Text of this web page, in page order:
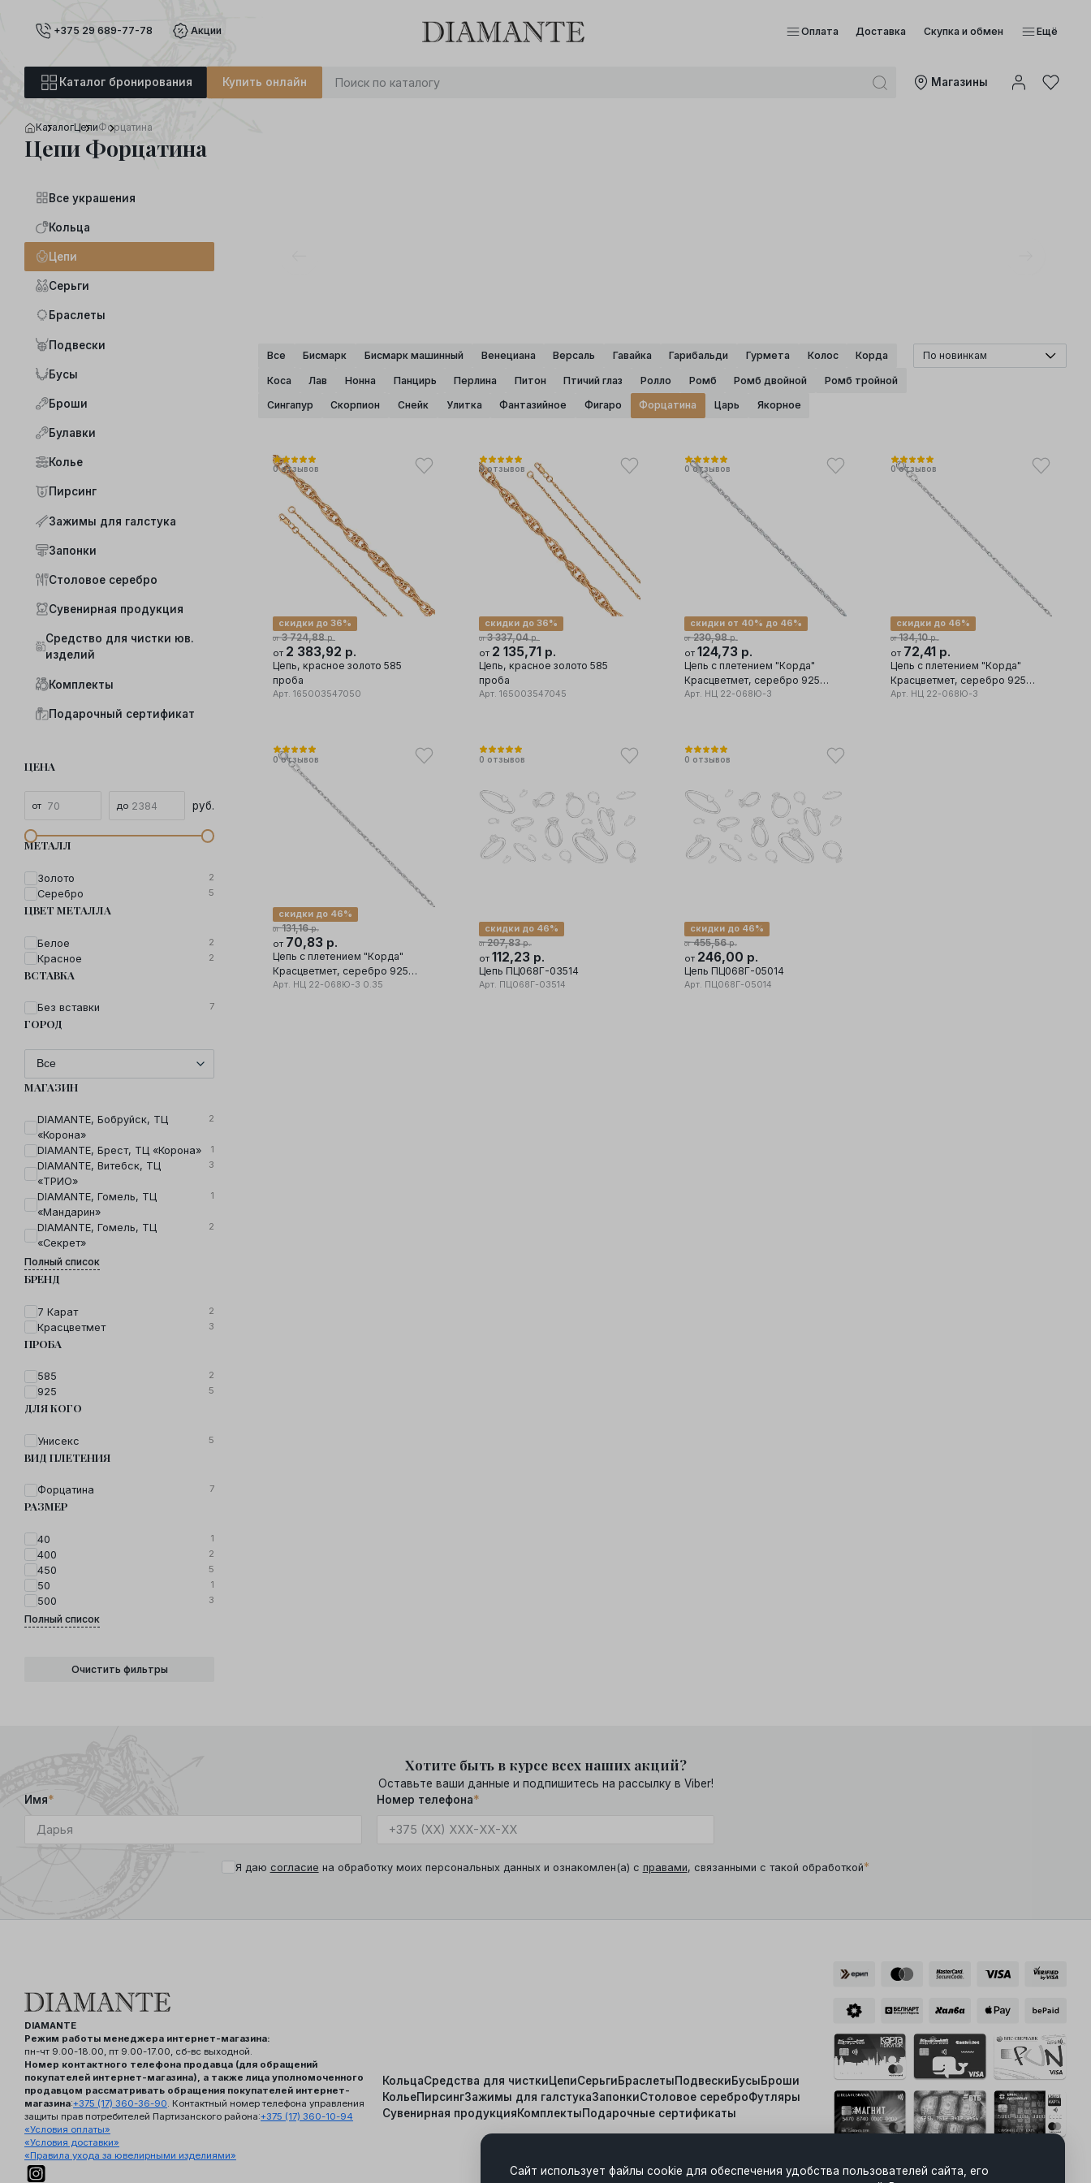
+375 29 689-77-78 Акции Оплата Доставка Скупка и обмен Ещё
Каталог бронирования Купить онлайн Mагазины
0 : 0 0
КаталогЦепиФорцатина
Цепи Форцатина
Все украшения
Кольца
Цепи
Серьги
Браслеты
Подвески
Бусы
Броши
Булавки
Колье
Пирсинг
Зажимы для галстука
Запонки
Столовое серебро
Сувенирная продукция
Средство для чистки юв.
изделий
Комплекты
Подарочный сертификат
ЦЕНА
руб.
МЕТАЛЛ
Золото 2
Серебро 5
ЦВЕТ МЕТАЛЛА
Белое 2
Красное 2
ВСТАВКА
Без вставки 7
ГОРОД
МАГАЗИН
DIAMANTE, Бобруйск, ТЦ
«Корона»
2
DIAMANTE, Брест, ТЦ «Корона» 1
DIAMANTE, Витебск, ТЦ
«ТРИО»
3
DIAMANTE, Гомель, ТЦ
«Мандарин»
1
DIAMANTE, Гомель, ТЦ
«Секрет»
2
Полный список
БРЕНД
7 Карат 2
Красцветмет 3
ПРОБА
585 2
925 5
ДЛЯ КОГО
Унисекс 5
ВИД ПЛЕТЕНИЯ
Форцатина 7
РАЗМЕР
40 1
400 2
450 5
50 1
500 3
Полный список
Очистить фильтры
Все Бисмарк Бисмарк машинный Венециана Версаль Гавайка Гарибальди Гурмета Колос Корда
Коса Лав Нонна Панцирь Перлина Питон Птичий глаз Ролло Ромб Ромб двойной Ромб тройной
Сингапур Скорпион Снейк Улитка Фантазийное Фигаро Форцатина Царь Якорное
По новинкам
0 отзывов
от3 724,88р.
скидки до 36%
от 2 383,92 р.
Цепь, красное золото 585
проба
Арт. 165003547050
0 отзывов
от3 337,04р.
скидки до 36%
от 2 135,71 р.
Цепь, красное золото 585
проба
Арт. 165003547045
0 отзывов
от230,98р.
скидки от 40% до 46%
от 124,73 р.
Цепь с плетением "Корда"
Красцветмет, серебро 925
проба
Арт. НЦ 22-068Ю-3
0 отзывов
от134,10р.
скидки до 46%
от 72,41 р.
Цепь с плетением "Корда"
Красцветмет, серебро 925
проба
Арт. НЦ 22-068Ю-3
0 отзывов
от131,16р.
скидки до 46%
от 70,83 р.
Цепь с плетением "Корда"
Красцветмет, серебро 925
проба
Арт. НЦ 22-068Ю-3 0.35
0 отзывов
от207,83р.
скидки до 46%
от 112,23 р.
Цепь ПЦ068Г-03514
Арт. ПЦ068Г-03514
0 отзывов
от455,56р.
скидки до 46%
от 246,00 р.
Цепь ПЦ068Г-05014
Арт. ПЦ068Г-05014
Сайт использует файлы cookie для обеспечения удобства пользователей сайта, его
Хотите быть в курсе всех наших акций?
Оставьте ваши данные и подпишитесь на рассылку в Viber!
Имя* Номер телефона*
Я даю согласие на обработку моих персональных данных и ознакомлен(а) с правами, связанными с такой обработкой*
DIAMANTE
Режим работы менеджера интернет-магазина:
пн-чт 9.00-18.00, пт 9.00-17.00, сб-вс выходной.
Номер контактного телефона продавца (для обращений
покупателей интернет-магазина), а также лица уполномоченного
продавцом рассматривать обращения покупателей интернет-
магазина:+375 (17) 360-36-90 . Контактный номер телефона управления
защиты прав потребителей Партизанского района:+375 (17) 360-10-94
«Условия оплаты»
«Условия доставки»
«Правила ухода за ювелирными изделиями»
КольцаСредства для чисткиЦепиСерьгиБраслетыПодвескиБусыБроши
КольеПирсингЗажимы для галстукаЗапонкиСтоловое сереброФутляры
Сувенирная продукцияКомплектыПодарочные сертификаты
«Электронный ЗНАК»